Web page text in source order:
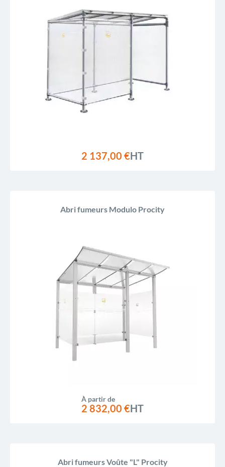
Prix, croissant
2 137,00 €HT
Abri fumeurs Modulo Procity
À partir de
2 832,00 €HT
Abri fumeurs Voûte "L" Procity